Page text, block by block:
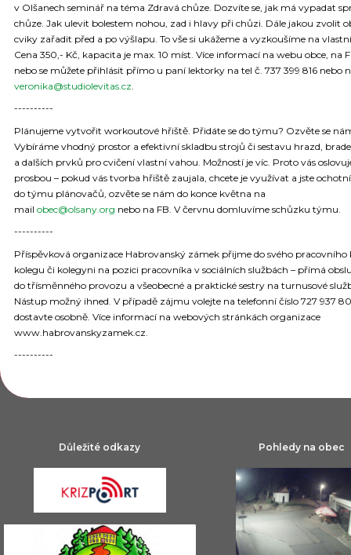
v Olšanech seminář na téma Zdravá chůze. Dozvíte se, jak má vypadat
chůze. Jak ulevit bolestem nohou, zad i hlavy při chůzi. Dále jakou zvolit
cviky zařadit před a po výšlapu. To vše si ukážeme a vyzkoušíme na
Cena 350,- Kč, kapacita je max. 10 míst. Více informací na webu obce, na
nebo se můžete přihlásit přímo u paní lektorky na tel č. 737 399 816 nebo
veronika@studiolevitas.cz
----------
Plánujeme vytvořit workoutové hřiště. Přidáte se do týmu? Ozvěte se
Vybíráme vhodný prostor a efektivní skladbu strojů či sestavu hrazd,
a dalších prvků pro cvičení vlastní vahou. Možností je víc. Proto vás
prosbou – pokud vás tvorba hřiště zaujala, chcete je využívat a jste
do týmu plánovačů, ozvěte se nám do konce května na
mail obec@olsany.org nebo na FB. V červnu domluvíme schůzku týmu.
----------
Příspěvková organizace Habrovanský zámek přijme do svého pracovního
kolegu či kolegyni na pozici pracovníka v sociálních službách – přímá
do třísměnného provozu a všeobecné a praktické sestry na turnusové
Nástup možný ihned. V případě zájmu volejte na telefonní číslo 727 937
dostavte osobně. Více informací na webových stránkách organizace
www.habrovanskyzamek.cz.
----------
Důležité odkazy Pohledy na obec